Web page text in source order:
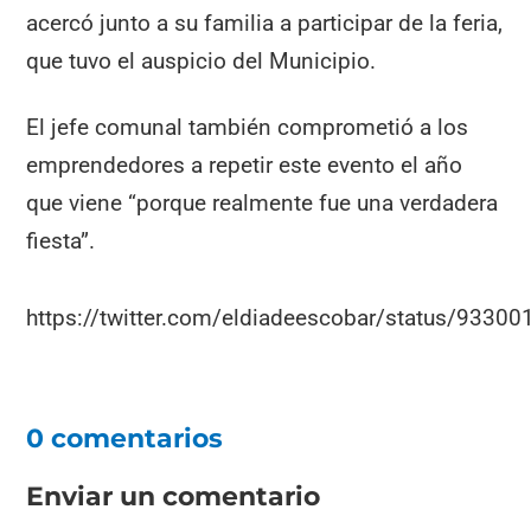
acercó junto a su familia a participar de la feria,
que tuvo el auspicio del Municipio.
El jefe comunal también comprometió a los
emprendedores a repetir este evento el año
que viene “porque realmente fue una verdadera
fiesta”.
https://twitter.com/eldiadeescobar/status/
0 comentarios
Enviar un comentario